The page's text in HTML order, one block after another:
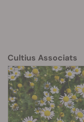
Cultius Associats